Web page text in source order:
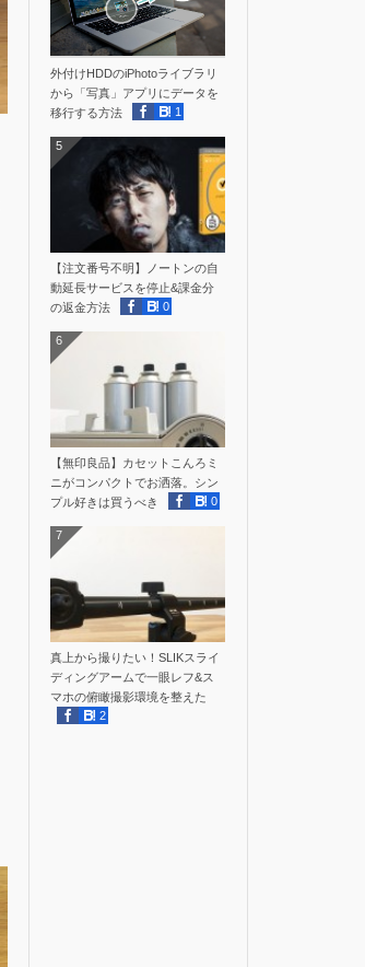
外付けHDDのiPhotoライブラリ
から「写真」アプリにデータを
移行する方法
1
5
【注文番号不明】ノートンの自
動延長サービスを停止&課金分
の返金方法
0
6
【無印良品】カセットこんろミ
ニがコンパクトでお洒落。シン
プル好きは買うべき
0
7
真上から撮りたい！SLIKスライ
ディングアームで一眼レフ&ス
マホの俯瞰撮影環境を整えた
2